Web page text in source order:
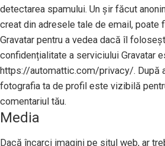
detectarea spamului. Un șir făcut
creat din adresele tale de email, poate
Gravatar pentru a vedea dacă îl
confidențialitate a serviciului Gravatar
https://automattic.com/privacy/. După
fotografia ta de profil este vizibilă
comentariul tău.
Media
Dacă încarci imagini pe situl web, ar